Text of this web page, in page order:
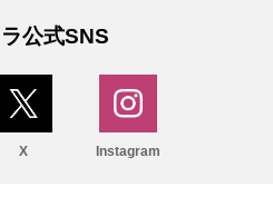
公式SNS
X Instagram